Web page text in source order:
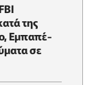
της
Εμπαπέ-
σε